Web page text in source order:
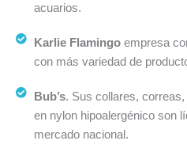
acuarios.
Karlie Flamingoempresa
con más variedad de
Bub’s. Sus collares,
en nylon hipoalergénico son
mercado nacional.